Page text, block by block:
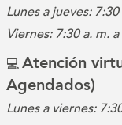
Lunes a jueves:
Viernes: 7:30 a. m.
💻Atención
Agendados)
Lunes a viernes: